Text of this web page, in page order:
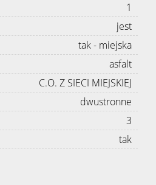
1
jest
tak - miejska
asfalt
C.O. Z SIECI MIEJSKIEJ
dwustronne
3
tak